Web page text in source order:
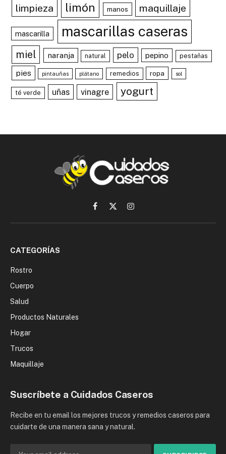
limpieza limón manos maquillaje
mascarilla mascarillas caseras
miel naranja natural pelo pepino pestañas
pies pintauñas plátano remedios ropa sol
té verde uñas vinagre yogurt
Facebook
X
(Twitter)
Instagram
CATEGORÍAS
Rostro
Cuerpo
Salud
Productos Naturales
Hogar
Trucos
Maquillaje
Suscríbete a Cuidados Caseros
Recibe en tu email los mejores trucos y remedios caseros para
cuidarte de una manera sana y natural.